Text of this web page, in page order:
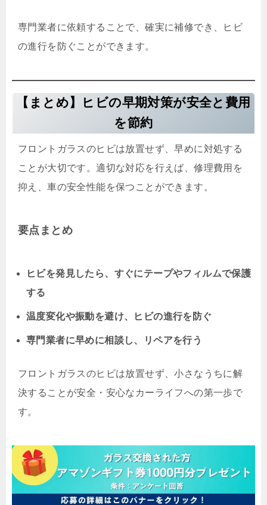
専門業者に依頼することで、確実に補修でき、ヒビ
の進行を防ぐことができます。
【まとめ】ヒビの早期対策が安全と費用
を節約
フロントガラスのヒビは放置せず、早めに対処する
ことが大切です。適切な対応を行えば、修理費用を
抑え、車の安全性能を保つことができます。
要点まとめ
ヒビを発見したら、すぐにテープやフィルムで保護
する
温度変化や振動を避け、ヒビの進行を防ぐ
専門業者に早めに相談し、リペアを行う
フロントガラスのヒビは放置せず、小さなうちに解
決することが安全・安心なカーライフへの第一歩で
す。